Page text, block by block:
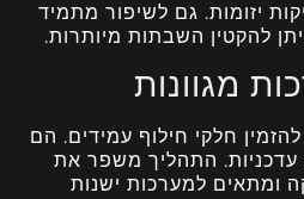
יזומות. גם לשיפור מתמיד
להקטין השבתות מיותרות.
מגוונות
להזמין חלקי חילוף עמידים. הם
עדכניות. התהליך משפר את
ומתאים למערכות ישנות